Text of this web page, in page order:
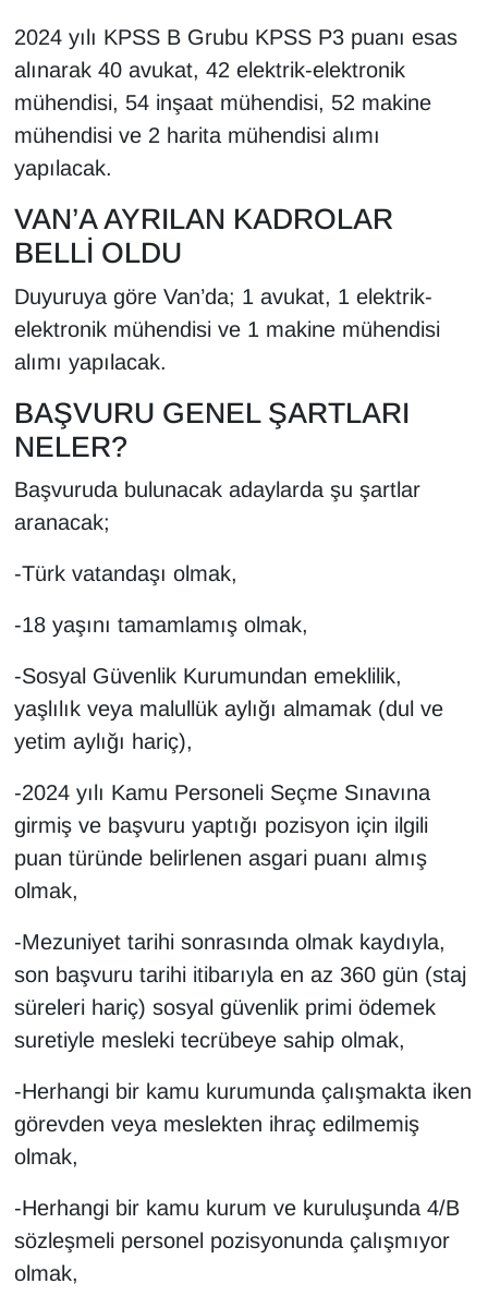
2024 yılı KPSS B Grubu KPSS P3 puanı esas
alınarak 40 avukat, 42 elektrik-elektronik
mühendisi, 54 inşaat mühendisi, 52 makine
mühendisi ve 2 harita mühendisi alımı
yapılacak.
VAN’A AYRILAN KADROLAR
BELLİ OLDU
Duyuruya göre Van’da; 1 avukat, 1 elektrik-
elektronik mühendisi ve 1 makine mühendisi
alımı yapılacak.
BAŞVURU GENEL ŞARTLARI
NELER?
Başvuruda bulunacak adaylarda şu şartlar
aranacak;
-Türk vatandaşı olmak,
-18 yaşını tamamlamış olmak,
-Sosyal Güvenlik Kurumundan emeklilik,
yaşlılık veya malullük aylığı almamak (dul ve
yetim aylığı hariç),
-2024 yılı Kamu Personeli Seçme Sınavına
girmiş ve başvuru yaptığı pozisyon için ilgili
puan türünde belirlenen asgari puanı almış
olmak,
-Mezuniyet tarihi sonrasında olmak kaydıyla,
son başvuru tarihi itibarıyla en az 360 gün (staj
süreleri hariç) sosyal güvenlik primi ödemek
suretiyle mesleki tecrübeye sahip olmak,
-Herhangi bir kamu kurumunda çalışmakta iken
görevden veya meslekten ihraç edilmemiş
olmak,
-Herhangi bir kamu kurum ve kuruluşunda 4/B
sözleşmeli personel pozisyonunda çalışmıyor
olmak,
POLİTİKA
Resmi İlanlar
RÖPORTAJ
SAĞLIK
Sinema - TV
SPOR
TEBRİK
TEKNOLOJİ
Turizm
VAN'DA SPOR
Vasıta
YAŞAM
YEREL